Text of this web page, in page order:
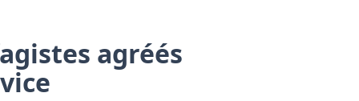
agréés